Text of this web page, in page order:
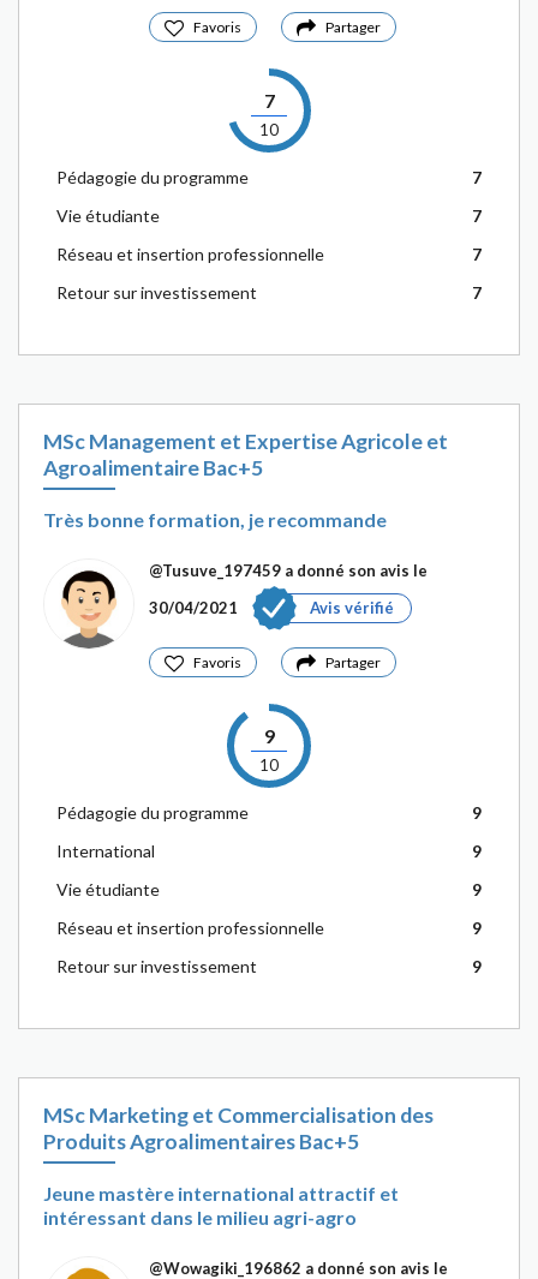
Favoris Partager
7
10
Pédagogie du programme
7
Vie étudiante
7
Réseau et insertion professionnelle
7
Retour sur investissement
7
MSc Management et Expertise Agricole et
Agroalimentaire Bac+5
Très bonne formation, je recommande
@Tusuve_197459 a donné son avis le
30/04/2021
Avis vérifié
Favoris Partager
9
10
Pédagogie du programme
9
International
9
Vie étudiante
9
Réseau et insertion professionnelle
9
Retour sur investissement
9
MSc Marketing et Commercialisation des
Produits Agroalimentaires Bac+5
Jeune mastère international attractif et
intéressant dans le milieu agri-agro
@Wowagiki_196862 a donné son avis le